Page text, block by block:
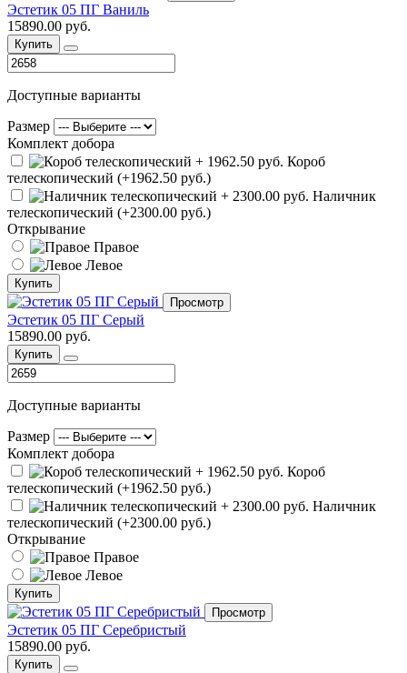
Эстетик 05 ПГ Ваниль
15890.00 руб.
Купить
Доступные варианты
Размер
Комплект добора
Короб
телескопический (+1962.50 руб.)
Наличник
телескопический (+2300.00 руб.)
Открывание
Правое
Левое
Купить
Просмотр
Эстетик 05 ПГ Серый
15890.00 руб.
Купить
Доступные варианты
Размер
Комплект добора
Короб
телескопический (+1962.50 руб.)
Наличник
телескопический (+2300.00 руб.)
Открывание
Правое
Левое
Купить
Просмотр
Эстетик 05 ПГ Серебристый
15890.00 руб.
Купить